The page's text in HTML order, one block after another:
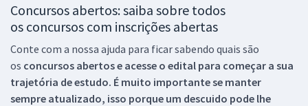
Concursos abertos: saiba sobre todos
os concursos com inscrições abertas
Conte com a nossa ajuda para ficar sabendo quais são
os concursos abertos e acesse o edital para começar a sua
trajetória de estudo. É muito importante se manter
sempre atualizado, isso porque um descuido pode lhe